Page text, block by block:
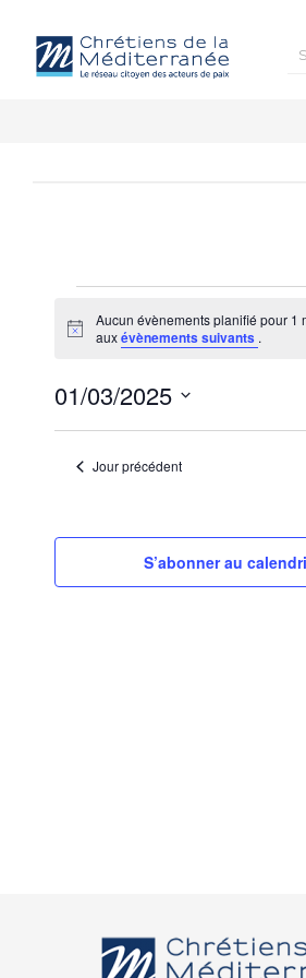
Notice
Aucun évènements planifié pour 1
auxévènements suivants .
01/03/2025
date. Jour précédent
S’abonner au